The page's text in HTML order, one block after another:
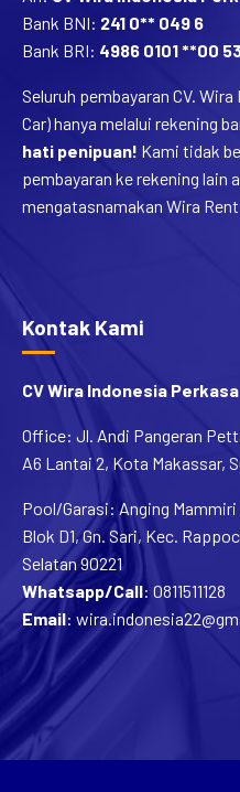
Bank BNI: 241 0** 049 6
Bank BRI: 4986 0101 **00
Seluruh pembayaran CV.
Car) hanya melalui rekening
hati penipuan! Kami tidak
pembayaran ke rekening lain
mengatasnamakan Wira Rent
Kontak Kami
CV Wira Indonesia Perkasa
Office: Jl. Andi Pangeran
A6 Lantai 2, Kota Makassar,
Pool/Garasi: Anging
Blok D1, Gn. Sari, Kec.
Selatan 90221
Whatsapp/Call: 0811511128
Email: